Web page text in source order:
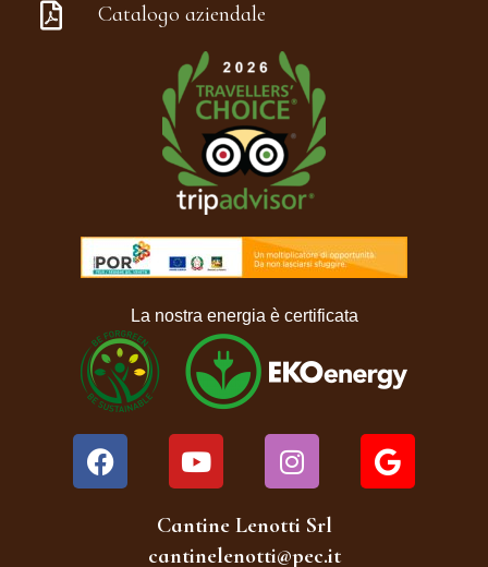
Catalogo aziendale
La nostra energia ècertificata
Cantine Lenotti Srl
cantinelenotti@pec.it